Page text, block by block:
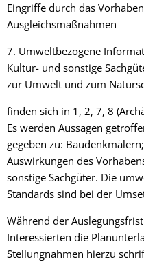
Eingriffe durch das
Ausgleichsmaßnahmen
7. Umweltbezogene
Kultur- und sonstige
zur Umwelt und zum
finden sich in 1, 2, 7, 8
Es werden Aussagen
gegeben zu:
Auswirkungen des
sonstige Sachgüter. Die
Standards sind bei der
Während der
Interessierten die
Stellungnahmen hierzu